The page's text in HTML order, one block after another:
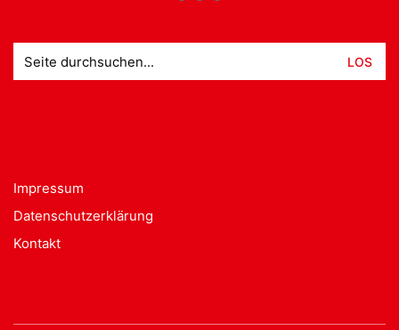
nach:
Impressum
Datenschutzerklärung
Kontakt